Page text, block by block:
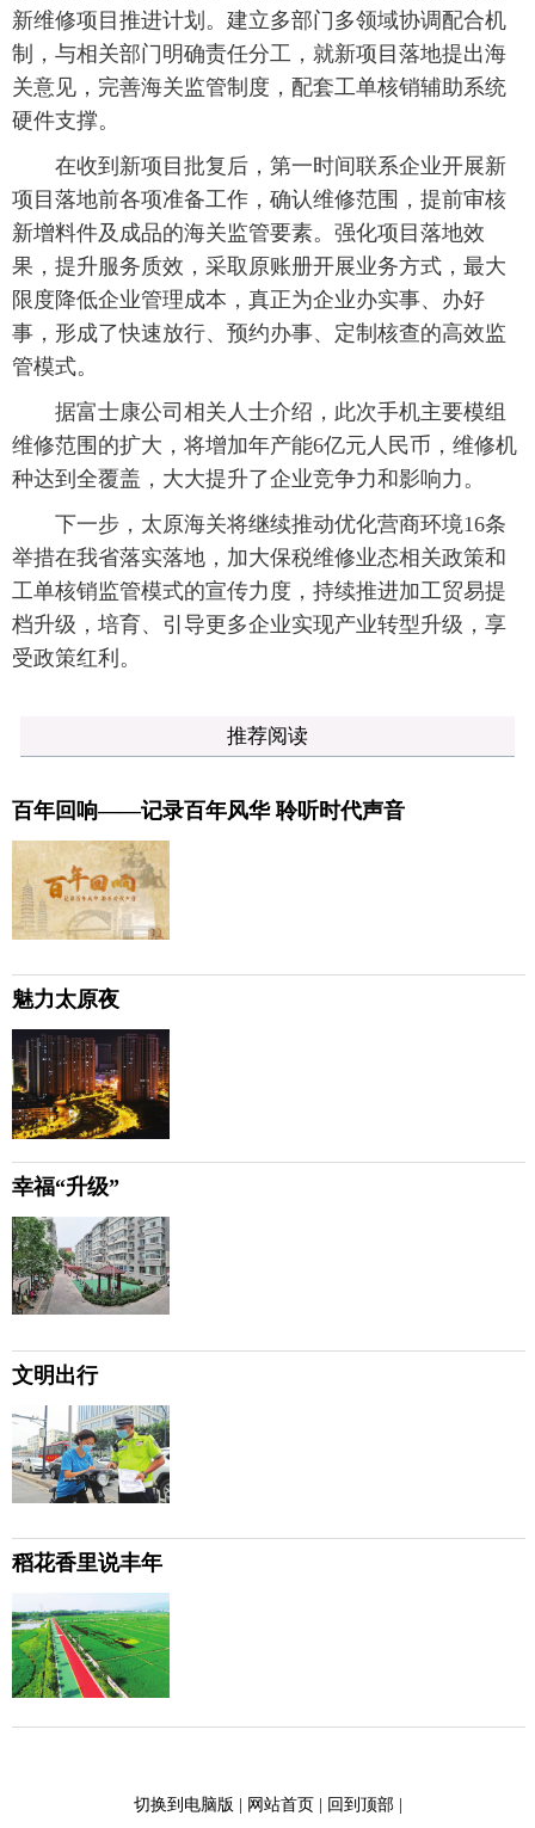
新维修项目推进计划。建立多部门多领域协调配合机
制，与相关部门明确责任分工，就新项目落地提出海
关意见，完善海关监管制度，配套工单核销辅助系统
硬件支撑。
在收到新项目批复后，第一时间联系企业开展新
项目落地前各项准备工作，确认维修范围，提前审核
新增料件及成品的海关监管要素。强化项目落地效
果，提升服务质效，采取原账册开展业务方式，最大
限度降低企业管理成本，真正为企业办实事、办好
事，形成了快速放行、预约办事、定制核查的高效监
管模式。
据富士康公司相关人士介绍，此次手机主要模组
维修范围的扩大，将增加年产能6亿元人民币，维修机
种达到全覆盖，大大提升了企业竞争力和影响力。
下一步，太原海关将继续推动优化营商环境16条
举措在我省落实落地，加大保税维修业态相关政策和
工单核销监管模式的宣传力度，持续推进加工贸易提
档升级，培育、引导更多企业实现产业转型升级，享
受政策红利。
推荐阅读
百年回响——记录百年风华 聆听时代声音
魅力太原夜
幸福“升级”
文明出行
稻花香里说丰年
切换到电脑版 | 网站首页| 回到顶部|